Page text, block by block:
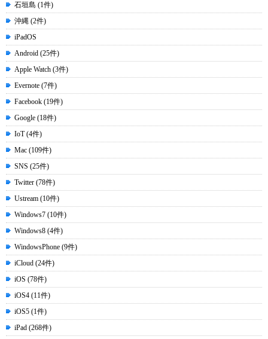
石垣島 (1件)
沖縄 (2件)
iPadOS
Android (25件)
Apple Watch (3件)
Evernote (7件)
Facebook (19件)
Google (18件)
IoT (4件)
Mac (109件)
SNS (25件)
Twitter (78件)
Ustream (10件)
Windows7 (10件)
Windows8 (4件)
WindowsPhone (9件)
iCloud (24件)
iOS (78件)
iOS4 (11件)
iOS5 (1件)
iPad (268件)